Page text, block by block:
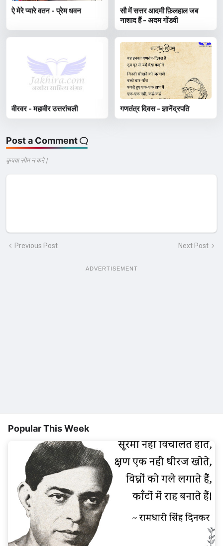
ऐ मेरे प्यारे वतन - प्रेम धवन
सौ में सत्तर आदमी फ़िलहाल जब
नाशाद हैं - अदम गोंडवी
वीरवर - महावीर उत्तरांचली गणतंत्र दिवस - ज्ञानेंद्रपति
Post a Comment
कृपया स्पेम न करे |
Previous Post Next Post
ADVERTISEMENT
Popular This Week